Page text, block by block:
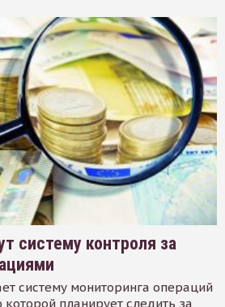
систему контроля за
систему мониторинга операций
планирует следить за